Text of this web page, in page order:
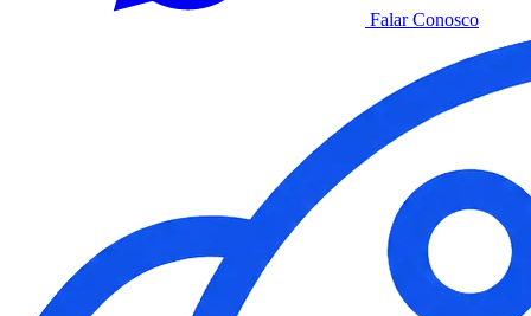
Falar Conosco